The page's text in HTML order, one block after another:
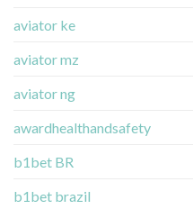
aviator ke
aviator mz
aviator ng
awardhealthandsafety
b1bet BR
b1bet brazil